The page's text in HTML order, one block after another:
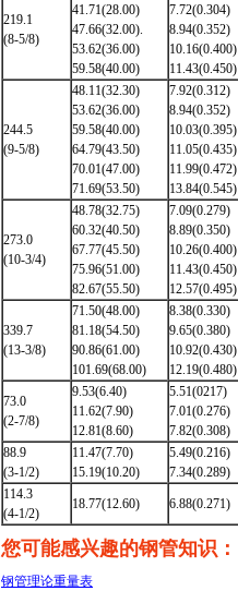
219.1
(8-5/8)
41.71(28.00)
47.66(32.00).
53.62(36.00)
59.58(40.00)
7.72(0.304)
8.94(0.352)
10.16(0.400)
11.43(0.450)
244.5
(9-5/8)
48.11(32.30)
53.62(36.00)
59.58(40.00)
64.79(43.50)
70.01(47.00)
71.69(53.50)
7.92(0.312)
8.94(0.352)
10.03(0.395)
11.05(0.435)
11.99(0.472)
13.84(0.545)
273.0
(10-3/4)
48.78(32.75)
60.32(40.50)
67.77(45.50)
75.96(51.00)
82.67(55.50)
7.09(0.279)
8.89(0.350)
10.26(0.400)
11.43(0.450)
12.57(0.495)
339.7
(13-3/8)
71.50(48.00)
81.18(54.50)
90.86(61.00)
101.69(68.00)
8.38(0.330)
9.65(0.380)
10.92(0.430)
12.19(0.480)
73.0
(2-7/8)
9.53(6.40)
11.62(7.90)
12.81(8.60)
5.51(0217)
7.01(0.276)
7.82(0.308)
88.9
(3-1/2)
11.47(7.70)
15.19(10.20)
5.49(0.216)
7.34(0.289)
114.3
(4-1/2)
18.77(12.60) 6.88(0.271)
您可能感兴趣的钢管知识：
钢管理论重量表